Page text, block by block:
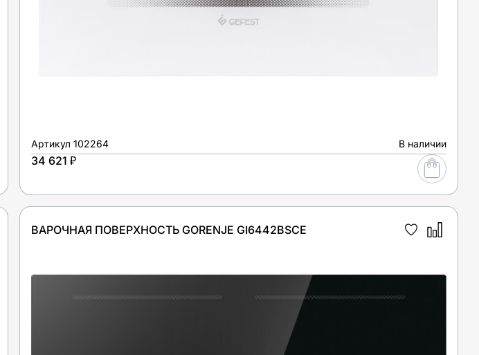
Артикул 102264 В наличии
34 621 ₽
ВАРОЧНАЯ ПОВЕРХНОСТЬ GORENJE GI6442BSCE